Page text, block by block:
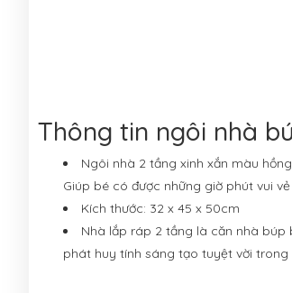
Thông tin ngôi nhà
Ngôi nhà 2 tầng xinh xắn màu
Giúp bé có được những giờ phút vui
Kích thước: 32 x 45 x 50cm
Nhà lắp ráp 2 tầng là căn nhà
phát huy tính sáng tạo tuyệt vời